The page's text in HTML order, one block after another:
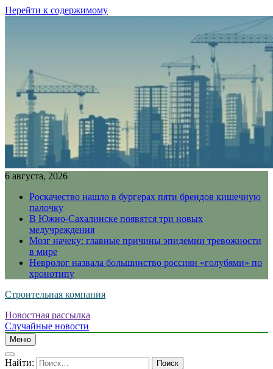
Перейти к содержимому
6 августа, 2026
Роскачество нашло в бургерах пяти брендов кишечную
палочку
В Южно-Сахалинске появятся три новых
медучреждения
Мозг начеку: главные причины эпидемии тревожности
в мире
Невролог назвала большинство россиян «голубями» по
хронотипу
Строительная компания
Новостная рассылка
Случайные новости
Меню
Найти: